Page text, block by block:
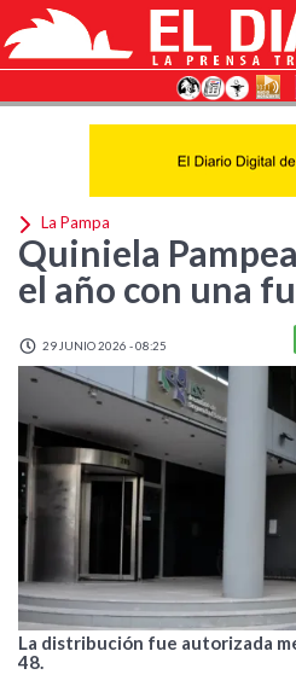
La Pampa
Quiniela
el año con una
29 JUNIO 2026 - 08:25
La distribución fue autorizada
48.